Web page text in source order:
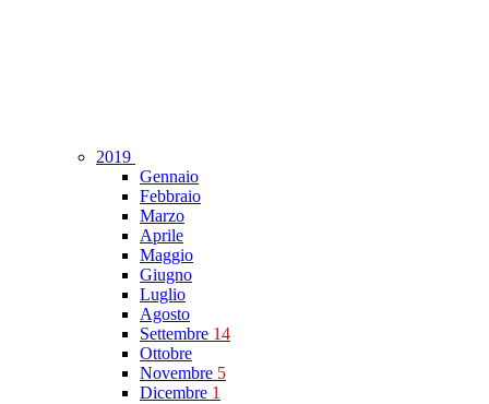
2019
Gennaio
Febbraio
Marzo
Aprile
Maggio
Giugno
Luglio
Agosto
Settembre 14
Ottobre
Novembre 5
Dicembre 1